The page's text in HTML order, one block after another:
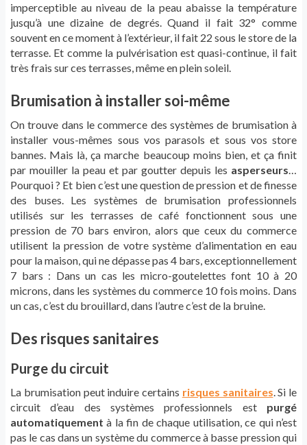
imperceptible au niveau de la peau abaisse la température
jusqu’à une dizaine de degrés. Quand il fait 32° comme
souvent en ce moment à l’extérieur, il fait 22 sous le store de la
terrasse. Et comme la pulvérisation est quasi-continue, il fait
très frais sur ces terrasses, même en plein soleil.
Brumisation à installer soi-même
On trouve dans le commerce des systèmes de brumisation à
installer vous-mêmes sous vos parasols et sous vos store
bannes. Mais là, ça marche beaucoup moins bien, et ça finit
par mouiller la peau et par goutter depuis les asperseurs…
Pourquoi ? Et bien c’est une question de pression et de finesse
des buses. Les systèmes de brumisation professionnels
utilisés sur les terrasses de café fonctionnent sous une
pression de 70 bars environ, alors que ceux du commerce
utilisent la pression de votre système d’alimentation en eau
pour la maison, qui ne dépasse pas 4 bars, exceptionnellement
7 bars : Dans un cas les micro-goutelettes font 10 à 20
microns, dans les systèmes du commerce 10 fois moins. Dans
un cas, c’est du brouillard, dans l’autre c’est de la bruine.
Des risques sanitaires
Purge du circuit
La brumisation peut induire certains risques sanitaires. Si le
circuit d’eau des systèmes professionnels est purgé
automatiquement à la fin de chaque utilisation, ce qui n’est
pas le cas dans un système du commerce à basse pression qui